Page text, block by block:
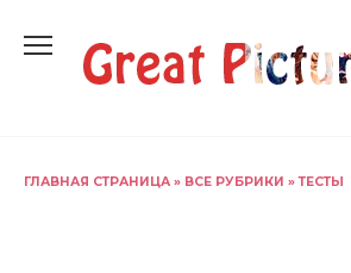
содержанию
ГЛАВНАЯ СТРАНИЦА » ВСЕ РУБРИКИ »ТЕСТЫ